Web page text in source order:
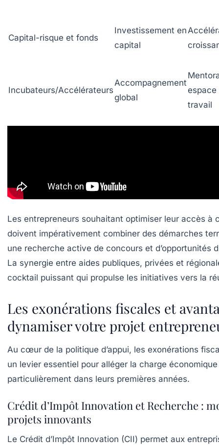
Capital-risque et fonds
Investissement en
capital
Incubateurs/Accélérateurs
Accompagnement
global
espace
travail
Les entrepreneurs souhaitant optimiser leur accès à
doivent impérativement combiner des démarches
une recherche active de concours et d’opportunités
La synergie entre aides publiques, privées et
cocktail puissant qui propulse les initiatives vers la
Les exonérations fiscales et
dynamiser votre projet
Au cœur de la politique d’appui, les exonérations
un levier essentiel pour alléger la charge
particulièrement dans leurs premières années.
Crédit d’Impôt Innovation et Recherche :
projets innovants
Le Crédit d’Impôt Innovation (CII) permet aux